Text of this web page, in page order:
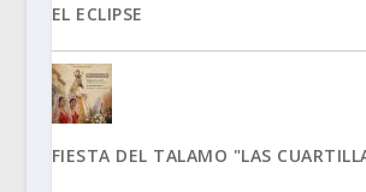
EL ECLIPSE
FIESTA DEL TALAMO "LAS